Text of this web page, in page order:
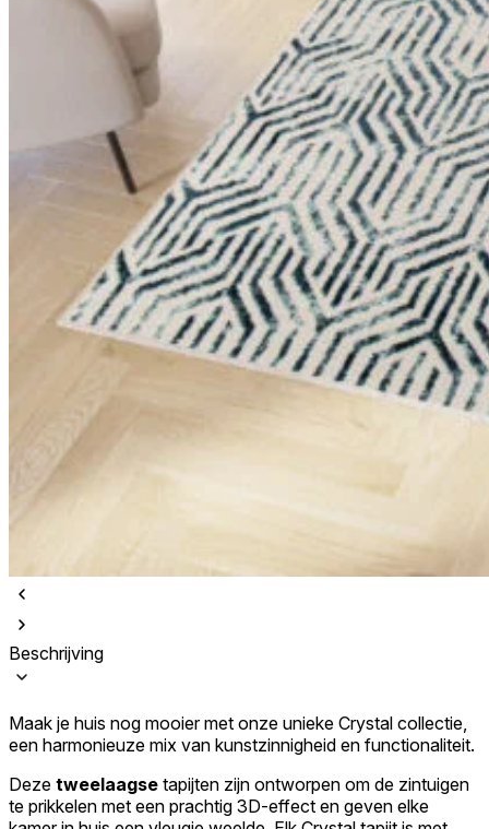
Beschrijving
Maak je huis nog mooier met onze unieke Crystal collectie,
een harmonieuze mix van kunstzinnigheid en functionaliteit.
Deze tweelaagse tapijten zijn ontworpen om de zintuigen
te prikkelen met een prachtig 3D-effect en geven elke